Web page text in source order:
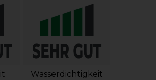
Wasserdichtigkeit